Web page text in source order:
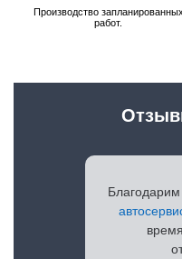
Производство запланированных
работ.